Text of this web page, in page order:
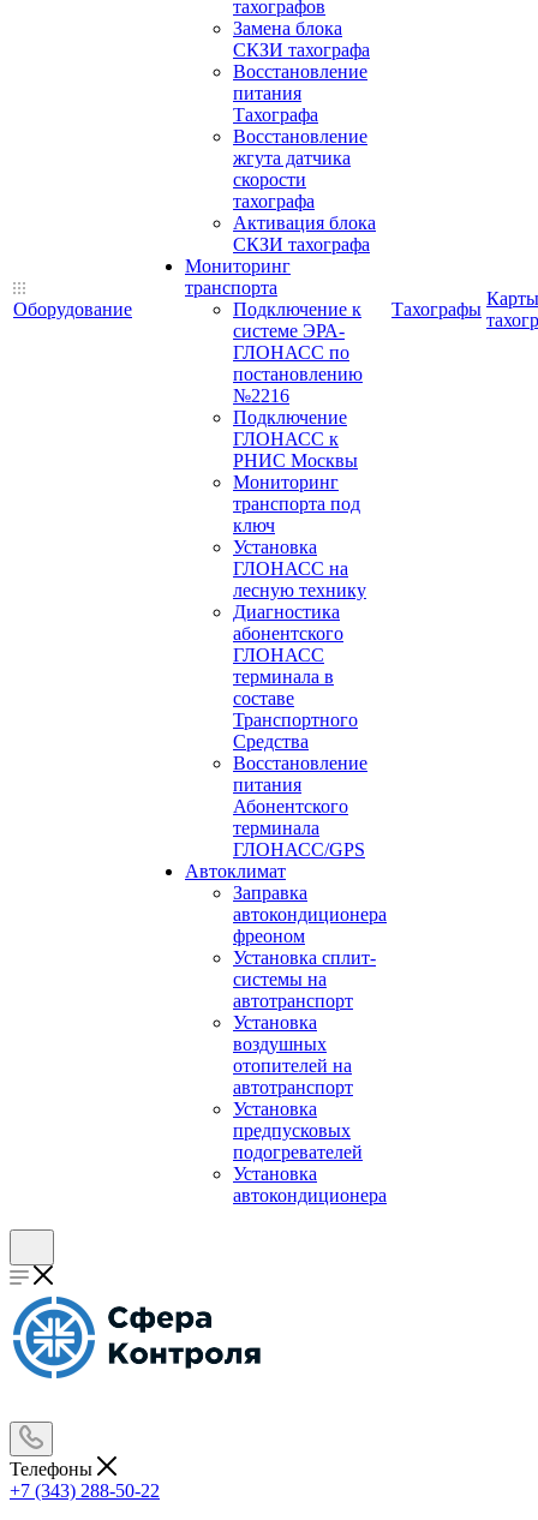
Оборудование
тахографов
Замена блока
СКЗИ тахографа
Восстановление
питания
Тахографа
Восстановление
жгута датчика
скорости
тахографа
Активация блока
СКЗИ тахографа
Мониторинг
транспорта
Подключение к
системе ЭРА-
ГЛОНАСС по
постановлению
№2216
Подключение
ГЛОНАСС к
РНИС Москвы
Мониторинг
транспорта под
ключ
Установка
ГЛОНАСС на
лесную технику
Диагностика
абонентского
ГЛОНАСС
терминала в
составе
Транспортного
Средства
Восстановление
питания
Абонентского
терминала
ГЛОНАСС/GPS
Автоклимат
Заправка
автокондиционера
фреоном
Установка сплит-
системы на
автотранспорт
Установка
воздушных
отопителей на
автотранспорт
Установка
предпусковых
подогревателей
Установка
автокондиционера
Тахографы
Карты
Телефоны
+7 (343) 288-50-22